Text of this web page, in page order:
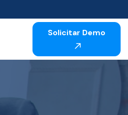
Solicitar Demo